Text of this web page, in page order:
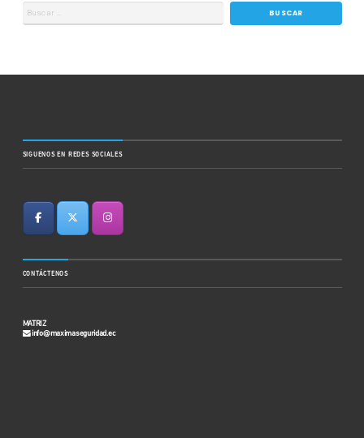
SIGUENOS EN REDES SOCIALES
CONTÁCTENOS
MATRIZ
info@maximaseguridad.ec